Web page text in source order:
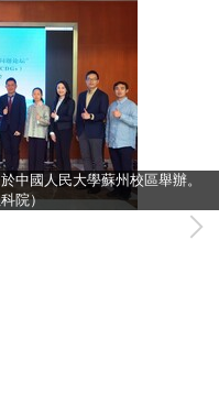
中國人民大學蘇州校區舉辦。
院）